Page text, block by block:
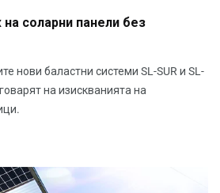
соларни панели без
нови баластни системи SL-SUR и SL-
на изискванията на